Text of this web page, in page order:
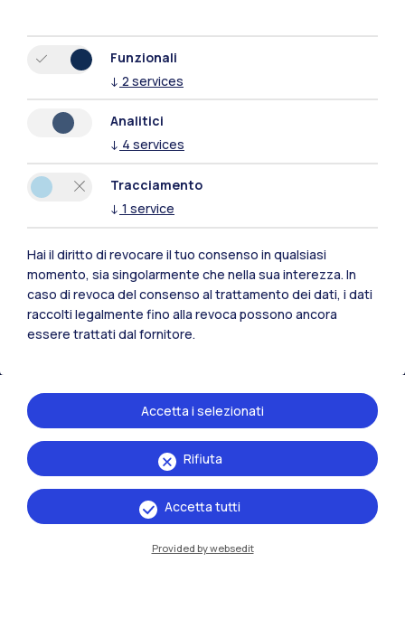
Polimi Community
Tutti i siti dell’ecosistema
Residenze
Funzionali
↓ 2 services
Analitici
↓ 4 services
Tracciamento
↓ 1 service
Hai il diritto di revocare il tuo consenso in qualsiasi
momento, sia singolarmente che nella sua interezza. In
caso di revoca del consenso al trattamento dei dati, i dati
raccolti legalmente fino alla revoca possono ancora
essere trattati dal fornitore.
Rifiuta
Accetta i selezionati
Accetta tutti
Provided by websedit